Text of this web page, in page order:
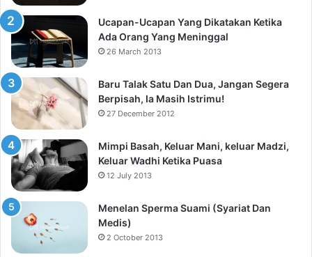
Ucapan-Ucapan Yang Dikatakan Ketika
Ada Orang Yang Meninggal
26 March 2013
Baru Talak Satu Dan Dua, Jangan Segera
Berpisah, Ia Masih Istrimu!
27 December 2012
Mimpi Basah, Keluar Mani, keluar Madzi,
Keluar Wadhi Ketika Puasa
12 July 2013
Menelan Sperma Suami (Syariat Dan
Medis)
2 October 2013